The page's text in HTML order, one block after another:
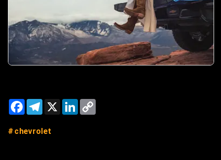
FacebookTelegram
X LinkedIn
chevrolet